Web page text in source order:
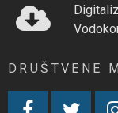
DRUŠTVENE